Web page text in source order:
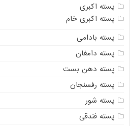
پسته اکبری
پسته اکبری خام
پسته بادامی
پسته دامغان
پسته دهن بست
پسته رفسنجان
پسته شور
پسته فندقی